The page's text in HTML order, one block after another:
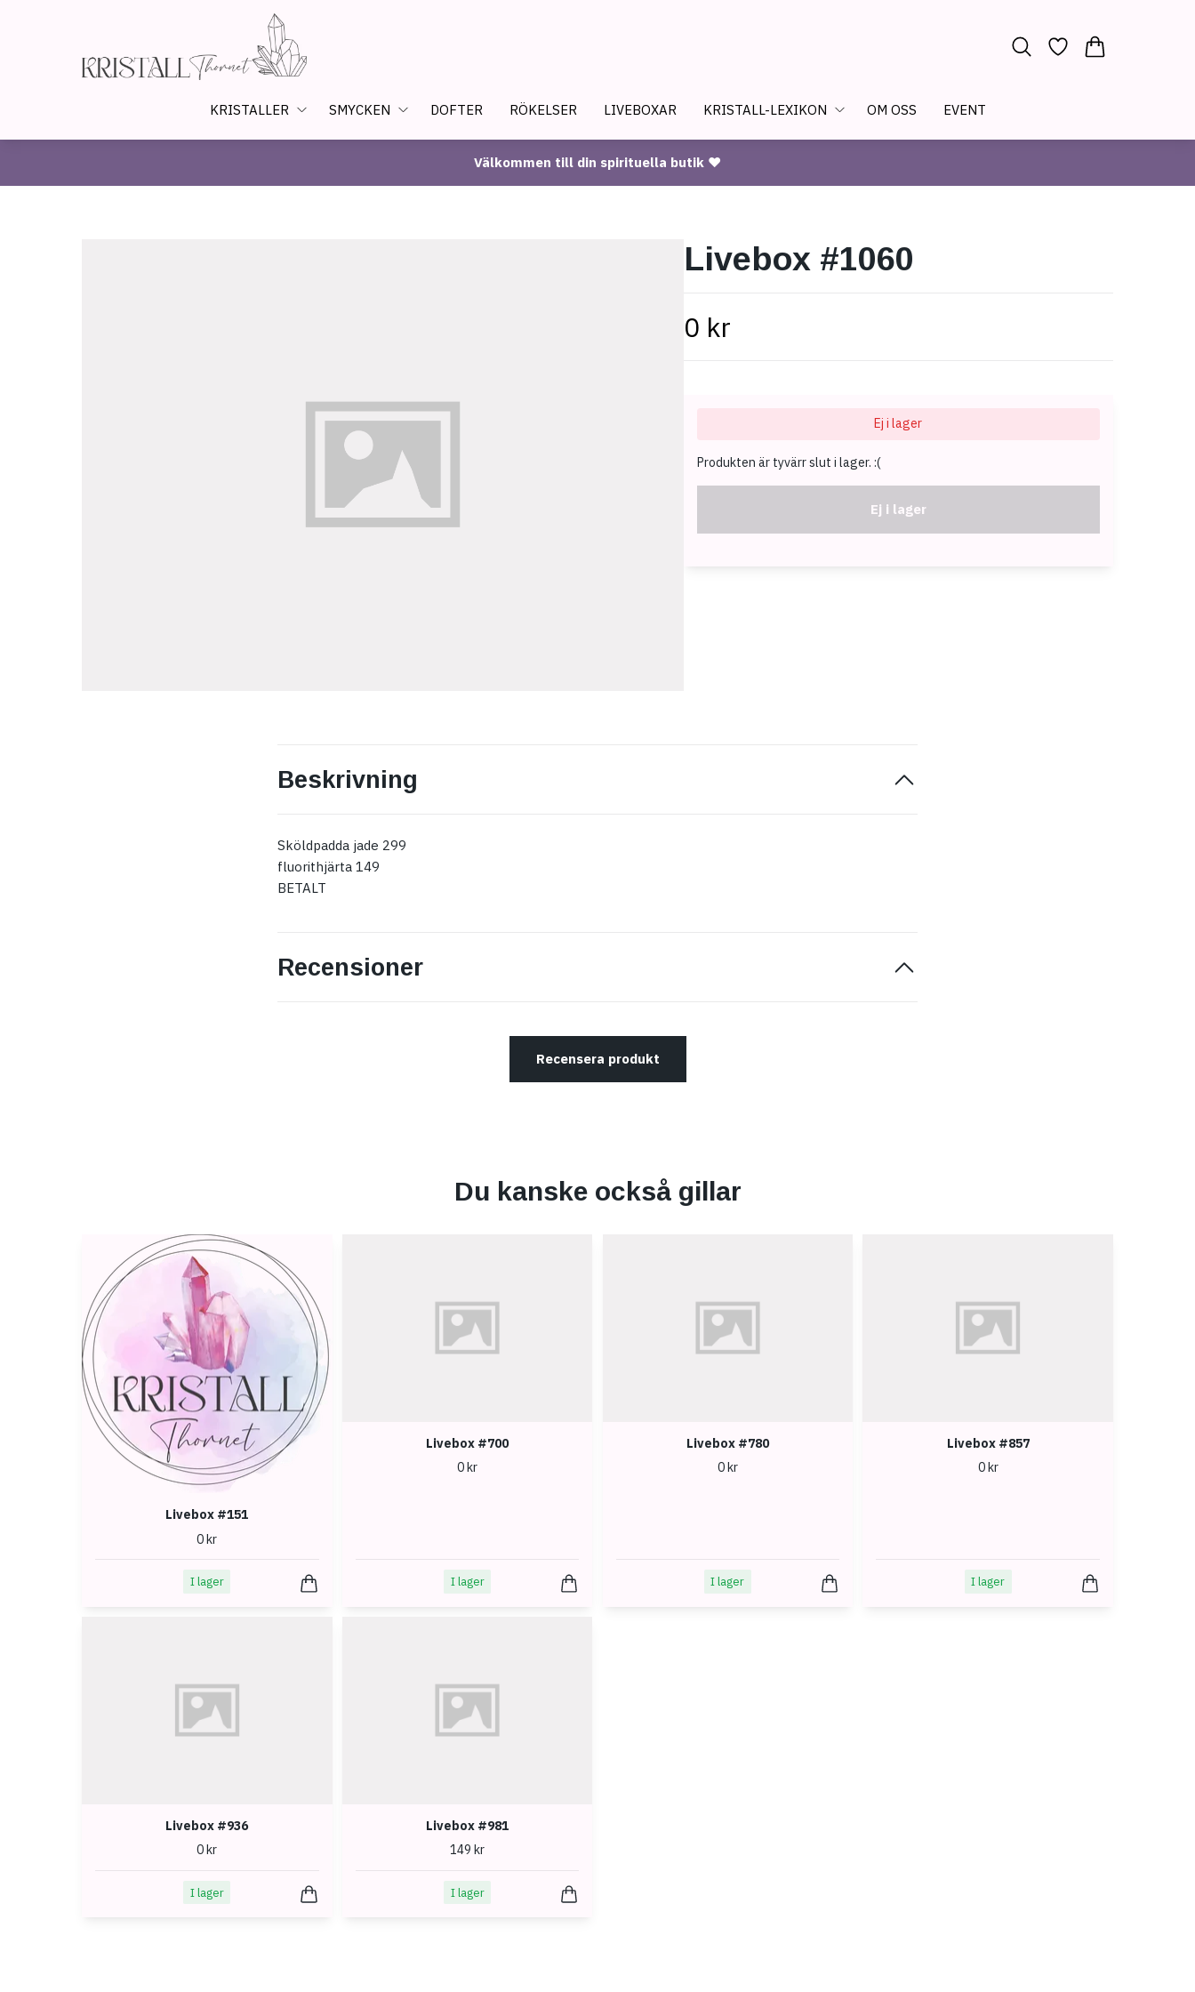
KRISTALLER SMYCKEN DOFTER RÖKELSER LIVEBOXAR KRISTALL-LEXIKON OM OSS EVENT
Välkommen till din spirituella butik ♥
Livebox #1060
0 kr
Ej i lager
Produkten är tyvärr slut i lager. :(
Ej i lager
Beskrivning
Sköldpadda jade 299
fluorithjärta 149
BETALT
Recensioner
Recensera produkt
Du kanske också gillar
Livebox #151
0 kr
I lager
Livebox #700
0 kr
I lager
Livebox #780
0 kr
I lager
Livebox #857
0 kr
I lager
Livebox #936
0 kr
I lager
Livebox #981
149 kr
I lager